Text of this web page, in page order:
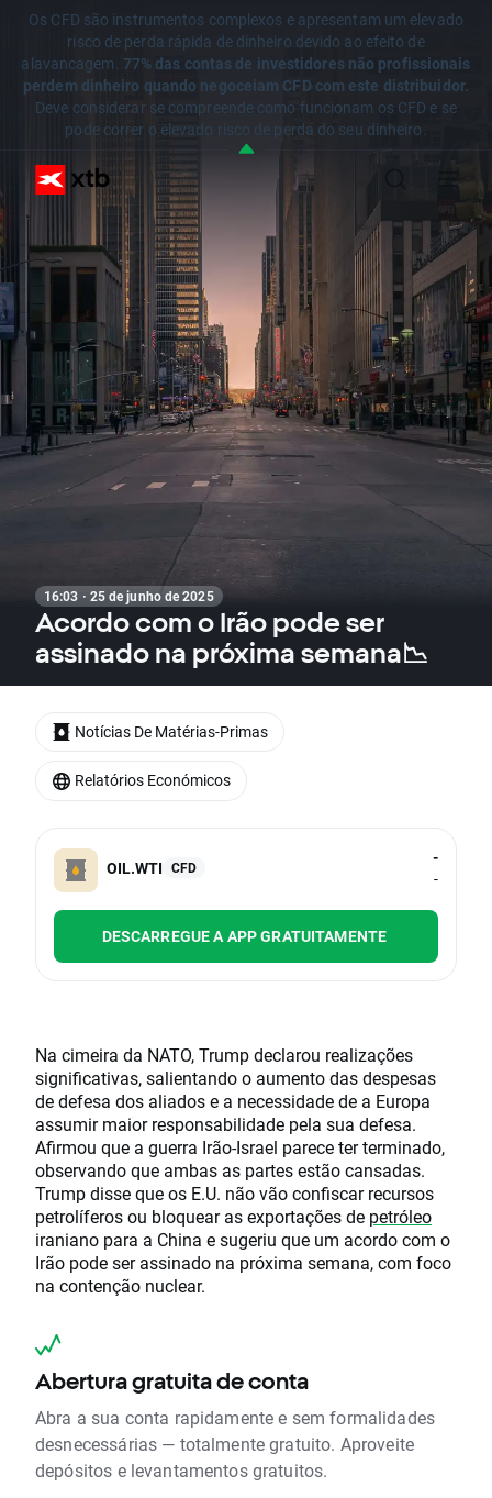
Os CFD são instrumentos complexos e apresentam um elevado
risco de perda rápida de dinheiro devido ao efeito de
alavancagem. 77% das contas de investidores não profissionais
perdem dinheiro quando negoceiam CFD com este distribuidor.
Deve considerar se compreende como funcionam os CFD e se
pode correr o elevado risco de perda do seu dinheiro.
16:03 · 25 de junho de 2025
Acordo com o Irão pode ser
assinado na próxima semana📉
OIL.WTI CFD
-
-
DESCARREGUE A APP GRATUITAMENTE
Na cimeira da NATO, Trump declarou realizações
significativas, salientando o aumento das despesas
de defesa dos aliados e a necessidade de a Europa
assumir maior responsabilidade pela sua defesa.
Afirmou que a guerra Irão-Israel parece ter terminado,
observando que ambas as partes estão cansadas.
Trump disse que os E.U. não vão confiscar recursos
petrolíferos ou bloquear as exportações de petróleo
iraniano para a China e sugeriu que um acordo com o
Irão pode ser assinado na próxima semana, com foco
na contenção nuclear.
Abertura gratuita de conta
Abra a sua conta rapidamente e sem formalidades
desnecessárias — totalmente gratuito. Aproveite
depósitos e levantamentos gratuitos.
Notícias De Matérias-Primas
Relatórios Económicos